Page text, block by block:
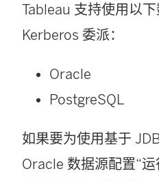
Tableau 支持使用以
Kerberos 委派：
Oracle
PostgreSQL
如果要为使用基于
Oracle 数据源配置“